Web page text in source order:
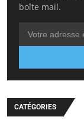
boîte mail.
CATÉGORIES